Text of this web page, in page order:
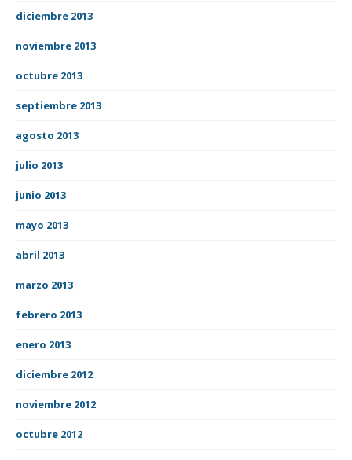
diciembre 2013
noviembre 2013
octubre 2013
septiembre 2013
agosto 2013
julio 2013
junio 2013
mayo 2013
abril 2013
marzo 2013
febrero 2013
enero 2013
diciembre 2012
noviembre 2012
octubre 2012